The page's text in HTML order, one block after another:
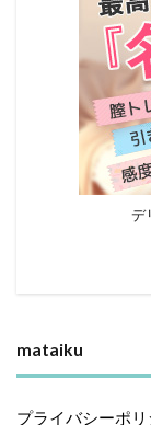
デ
mataiku
プライバシーポリ